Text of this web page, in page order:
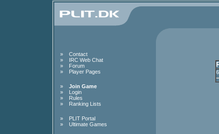
»
Contact
»
IRC Web Chat
»
Forum
»
Player Pages
»
Join Game
»
Login
»
Rules
»
Ranking Lists
»
PLIT Portal
»
Ultimate Games